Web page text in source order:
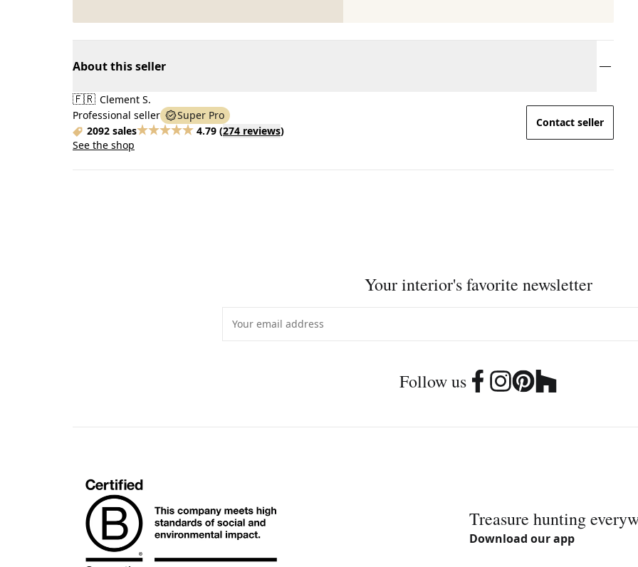
About this seller
🇫🇷 Clement S.
Professional seller
Super Pro
2092 sales
4.79 (274 reviews)
See the shop
Contact seller
Your interior's favorite newsletter
Follow us
Treasure hunting
Download our app